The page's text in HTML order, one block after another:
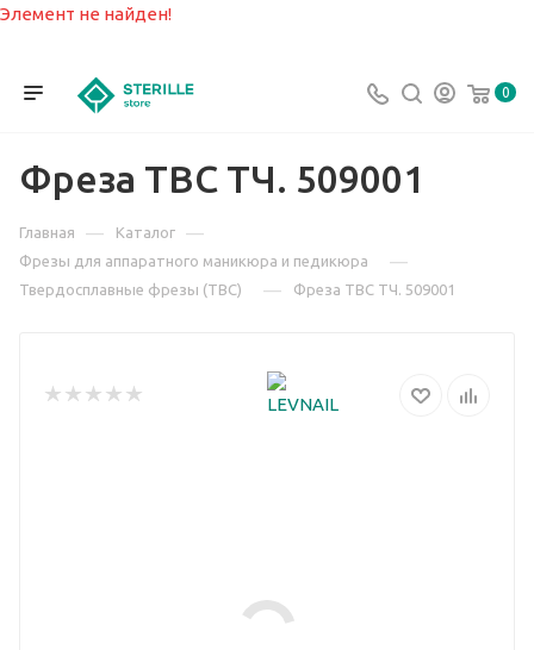
Элемент не найден!
0
Фреза ТВС ТЧ. 509001
Главная — Каталог —
Фрезы для аппаратного маникюра и педикюра —
Твердосплавные фрезы (ТВС) — Фреза ТВС ТЧ. 509001